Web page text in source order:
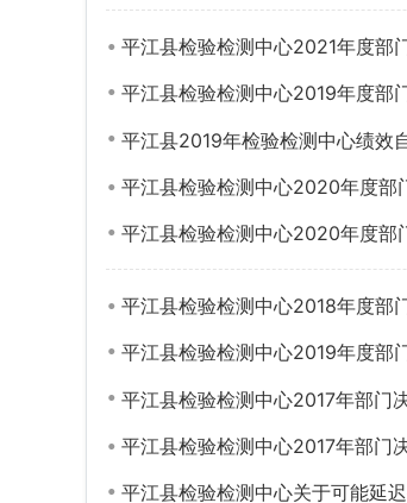
平江县检验检测中心2021年度部
平江县检验检测中心2019年度部
平江县2019年检验检测中心绩效
平江县检验检测中心2020年度部
平江县检验检测中心2020年度部
平江县检验检测中心2018年度部
平江县检验检测中心2019年度部
平江县检验检测中心2017年部门
平江县检验检测中心2017年部门
平江县检验检测中心关于可能延